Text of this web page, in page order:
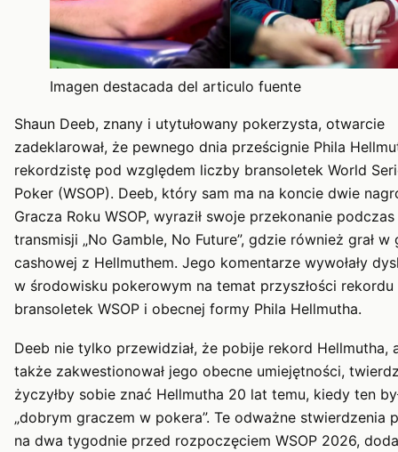
Imagen destacada del articulo fuente
Shaun Deeb, znany i utytułowany pokerzysta, otwarcie
zadeklarował, że pewnego dnia prześcignie Phila
rekordzistę pod względem liczby bransoletek World
Poker (WSOP). Deeb, który sam ma na koncie dwie
Gracza Roku WSOP, wyraził swoje przekonanie podczas
transmisji „No Gamble, No Future”, gdzie również grał w
cashowej z Hellmuthem. Jego komentarze wywołały
w środowisku pokerowym na temat przyszłości rekordu
bransoletek WSOP i obecnej formy Phila Hellmutha.
Deeb nie tylko przewidział, że pobije rekord Hellmutha,
także zakwestionował jego obecne umiejętności,
życzyłby sobie znać Hellmutha 20 lat temu, kiedy ten
„dobrym graczem w pokera”. Te odważne stwierdzenia
na dwa tygodnie przed rozpoczęciem WSOP 2026,